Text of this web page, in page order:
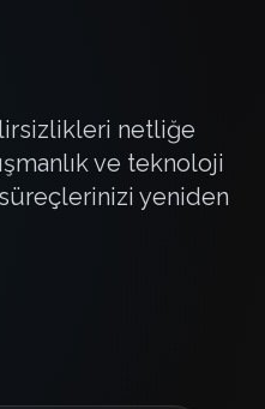
netliğe
ve teknoloji
yeniden